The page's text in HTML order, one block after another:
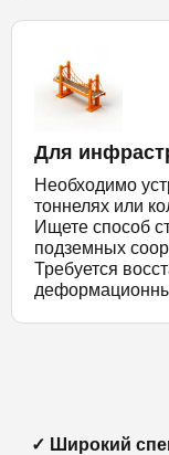
Для
Необходимо
тоннелях или
Ищете способ
подземных
Требуется
✓ Широкий